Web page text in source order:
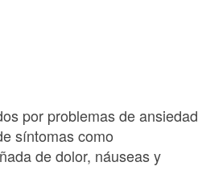
por problemas de ansiedad
síntomas como
de dolor, náuseas y